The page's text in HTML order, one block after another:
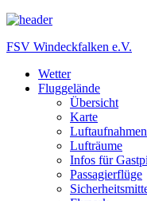
FSV Windeckfalken e.V.
Wetter
Fluggelände
Übersicht
Karte
Luftaufnahmen
Lufträume
Infos für
Passagierflüge